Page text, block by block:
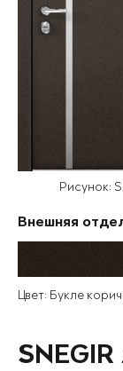
Рисунок:
Внешняя
Цвет: Букле